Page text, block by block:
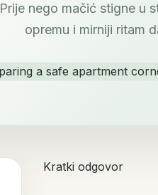
Prije nego mačić stigne u
opremu i mirniji ritam
Kratki odgovor